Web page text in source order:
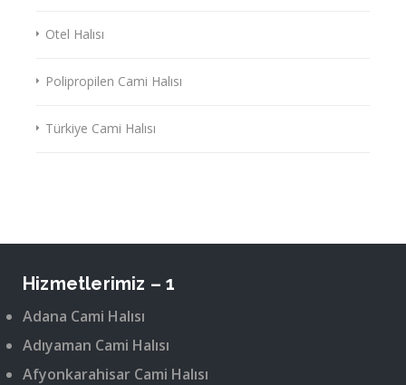
Otel Halısı
Polipropilen Cami Halısı
Türkiye Cami Halısı
Hizmetlerimiz – 1
Adana Cami Halısı
Adıyaman Cami Halısı
Afyonkarahisar Cami Halısı